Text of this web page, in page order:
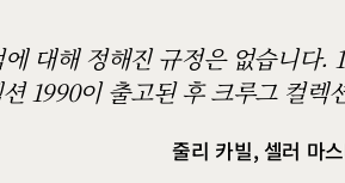
대해 정해진 규정은 없습니
1990이 출고된 후 크루그 컬
줄리 카빌, 셀러 마